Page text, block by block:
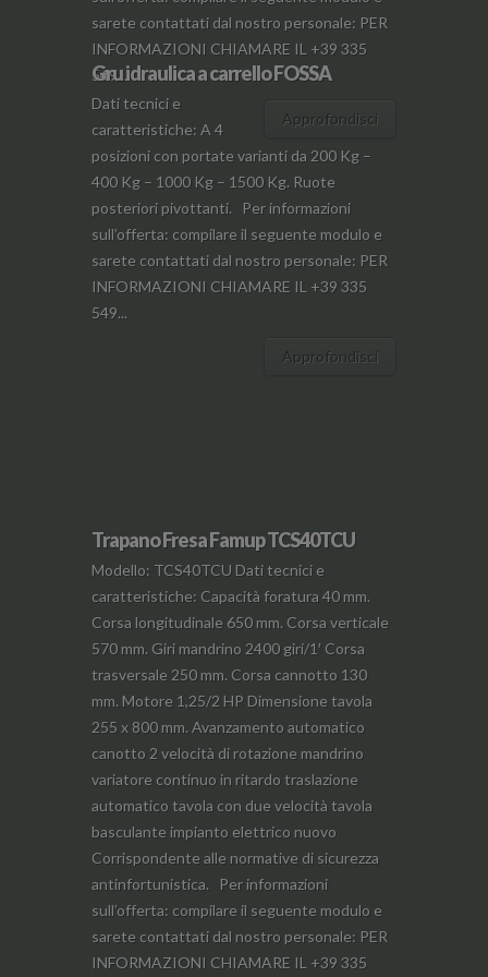
sarete contattati dal nostro personale: PER
INFORMAZIONI CHIAMARE IL +39 335
549...
Approfondisci
Gru idraulica a carrello FOSSA
Dati tecnici e
caratteristiche: A 4
posizioni con portate varianti da 200 Kg –
400 Kg – 1000 Kg – 1500 Kg. Ruote
posteriori pivottanti. Per informazioni
sull’offerta: compilare il seguente modulo e
sarete contattati dal nostro personale: PER
INFORMAZIONI CHIAMARE IL +39 335
549...
Approfondisci
Trapano Fresa Famup TCS40TCU
Modello: TCS40TCU Dati tecnici e
caratteristiche: Capacità foratura 40 mm.
Corsa longitudinale 650 mm. Corsa verticale
570 mm. Giri mandrino 2400 giri/1′ Corsa
trasversale 250 mm. Corsa cannotto 130
mm. Motore 1,25/2 HP Dimensione tavola
255 x 800 mm. Avanzamento automatico
canotto 2 velocità di rotazione mandrino
variatore continuo in ritardo traslazione
automatico tavola con due velocità tavola
basculante impianto elettrico nuovo
Corrispondente alle normative di sicurezza
antinfortunistica. Per informazioni
sull’offerta: compilare il seguente modulo e
sarete contattati dal nostro personale: PER
INFORMAZIONI CHIAMARE IL +39 335